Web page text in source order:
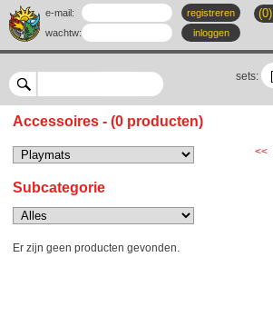
(0)
e-mail:
registreren
wachtw: inloggen
sets:
Accessoires - (0 producten)
<<
Subcategorie
Er zijn geen producten gevonden.